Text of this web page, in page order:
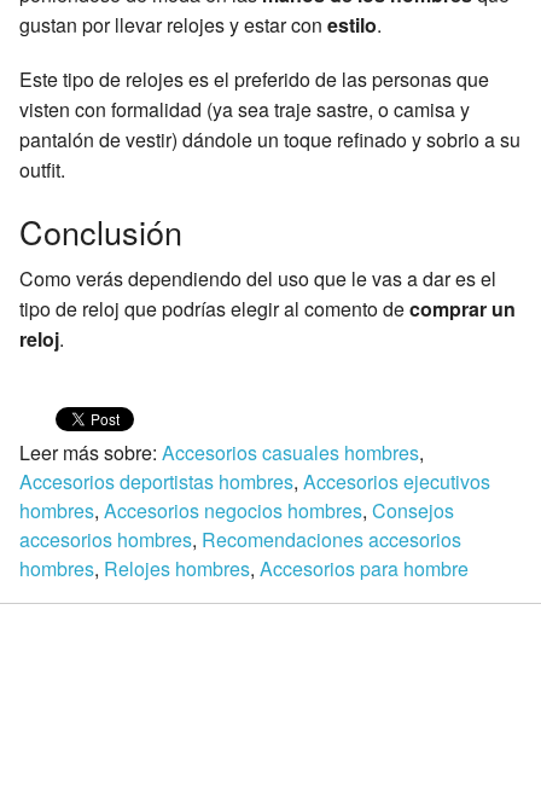
gustan por llevar relojes y estar con estilo.
Este tipo de relojes es el preferido de las personas que
visten con formalidad (ya sea traje sastre, o camisa y
pantalón de vestir) dándole un toque refinado y sobrio a su
outfit.
Conclusión
Como verás dependiendo del uso que le vas a dar es el
tipo de reloj que podrías elegir al comento decomprar un
reloj.
Leer más sobre: Accesorios casuales hombres,
Accesorios deportistas hombres, Accesorios ejecutivos
hombres, Accesorios negocios hombres, Consejos
accesorios hombres, Recomendaciones accesorios
hombres, Relojes hombres, Accesorios para hombre